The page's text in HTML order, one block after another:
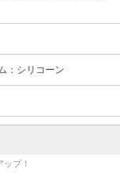
：シリコーン
プ！